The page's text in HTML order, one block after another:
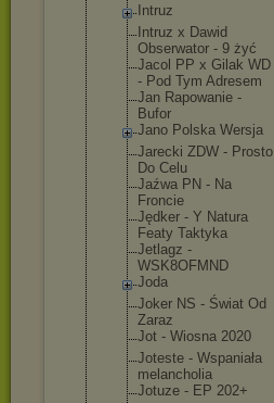
Intruz
Intruz x Dawid
Obserwator - 9 żyć
Jacol PP x Gilak WD
- Pod Tym Adresem
Jan Rapowanie -
Bufor
Jano Polska Wersja
Jarecki ZDW - Prosto
Do Celu
Jaźwa PN - Na
Froncie
Jędker - Y Natura
Featy Taktyka
Jetlagz -
WSK8OFMND
Joda
Joker NS - Świat Od
Zaraz
Jot - Wiosna 2020
Joteste - Wspaniała
melancholia
Jotuze - EP 202+